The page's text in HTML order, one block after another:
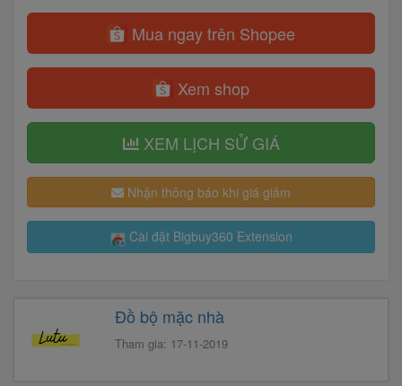
Mua ngay trên Shopee
Xem shop
XEM LỊCH SỬ GIÁ
Nhận thông báo khi giá giảm
Cài đặt Bigbuy360 Extension
Đồ bộ mặc nhà
Tham gia: 17-11-2019